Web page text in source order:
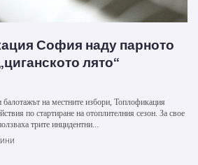
София наду парното
лято“
на местните избори, Топлофикация
по стартиране на отоплителния сезон. За свое
трите инцидентни...